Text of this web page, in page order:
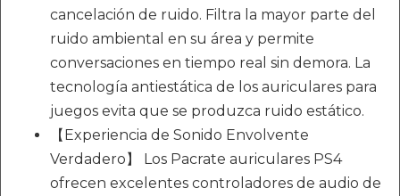
cancelación de ruido. Filtra la mayor parte del
ruido ambiental en su área y permite
conversaciones en tiempo real sin demora. La
tecnología antiestática de los auriculares para
juegos evita que se produzca ruido estático.
【Experiencia de Sonido Envolvente
Verdadero】 Los Pacrate auriculares PS4
ofrecen excelentes controladores de audio de